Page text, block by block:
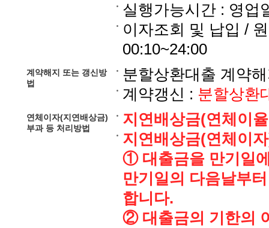
실행가능시간 : 영업
이자조회 및 납입 /
00:10~24:00
계약해지 또는 갱신방
법
분할상환대출 계약
계약갱신 : 분할상환
연체이자(지연배상금)
부과 등 처리방법
지연배상금(연체이
지연배상금(연체이
① 대출금을 만기일
만기일의 다음날부
합니다.
② 대출금의 기한의